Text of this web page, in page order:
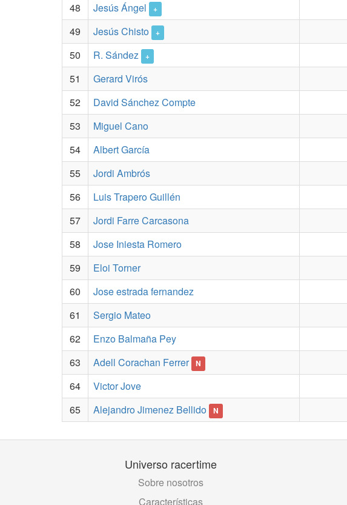
48
Jesús Ángel +
49
Jesús Chisto +
50
R. Sández +
51
Gerard Virós
52
David Sánchez Compte
53
Miguel Cano
54
Albert García
55
Jordi Ambrós
56
Luis Trapero Guillén
57
Jordi Farre Carcasona
58
Jose Iniesta Romero
59
Eloi Torner
60
Jose estrada fernandez
61
Sergio Mateo
62
Enzo Balmaña Pey
63
Adell Corachan Ferrer N
64
Victor Jove
65
Alejandro Jimenez Bellido N
Universo racertime
Sobre nosotros
Características